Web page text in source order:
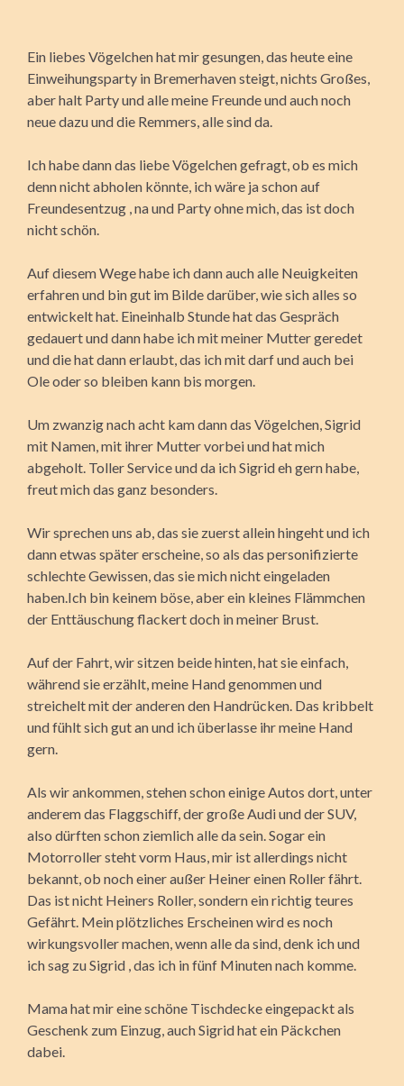
Ein liebes Vögelchen hat mir gesungen, das heute eine
Einweihungsparty in Bremerhaven steigt, nichts Großes,
aber halt Party und alle meine Freunde und auch noch
neue dazu und die Remmers, alle sind da.
Ich habe dann das liebe Vögelchen gefragt, ob es mich
denn nicht abholen könnte, ich wäre ja schon auf
Freundesentzug , na und Party ohne mich, das ist doch
nicht schön.
Auf diesem Wege habe ich dann auch alle Neuigkeiten
erfahren und bin gut im Bilde darüber, wie sich alles so
entwickelt hat. Eineinhalb Stunde hat das Gespräch
gedauert und dann habe ich mit meiner Mutter geredet
und die hat dann erlaubt, das ich mit darf und auch bei
Ole oder so bleiben kann bis morgen.
Um zwanzig nach acht kam dann das Vögelchen, Sigrid
mit Namen, mit ihrer Mutter vorbei und hat mich
abgeholt. Toller Service und da ich Sigrid eh gern habe,
freut mich das ganz besonders.
Wir sprechen uns ab, das sie zuerst allein hingeht und ich
dann etwas später erscheine, so als das personifizierte
schlechte Gewissen, das sie mich nicht eingeladen
haben.Ich bin keinem böse, aber ein kleines Flämmchen
der Enttäuschung flackert doch in meiner Brust.
Auf der Fahrt, wir sitzen beide hinten, hat sie einfach,
während sie erzählt, meine Hand genommen und
streichelt mit der anderen den Handrücken. Das kribbelt
und fühlt sich gut an und ich überlasse ihr meine Hand
gern.
Als wir ankommen, stehen schon einige Autos dort, unter
anderem das Flaggschiff, der große Audi und der SUV,
also dürften schon ziemlich alle da sein. Sogar ein
Motorroller steht vorm Haus, mir ist allerdings nicht
bekannt, ob noch einer außer Heiner einen Roller fährt.
Das ist nicht Heiners Roller, sondern ein richtig teures
Gefährt. Mein plötzliches Erscheinen wird es noch
wirkungsvoller machen, wenn alle da sind, denk ich und
ich sag zu Sigrid , das ich in fünf Minuten nach komme.
Mama hat mir eine schöne Tischdecke eingepackt als
Geschenk zum Einzug, auch Sigrid hat ein Päckchen
dabei.